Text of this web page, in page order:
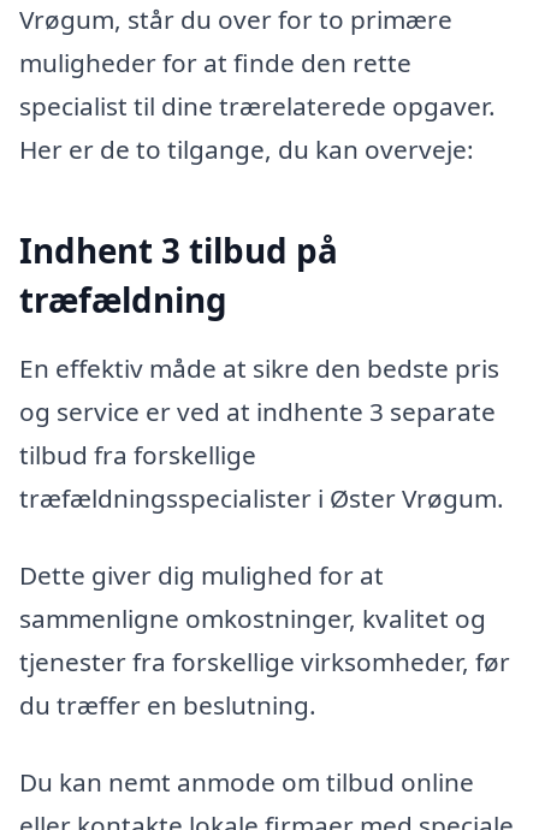
Vrøgum, står du over for to primære
muligheder for at finde den rette
specialist til dine trærelaterede opgaver.
Her er de to tilgange, du kan overveje:
Indhent 3 tilbud på
træfældning
En effektiv måde at sikre den bedste pris
og service er ved at indhente 3 separate
tilbud fra forskellige
træfældningsspecialister i Øster Vrøgum.
Dette giver dig mulighed for at
sammenligne omkostninger, kvalitet og
tjenester fra forskellige virksomheder, før
du træffer en beslutning.
Du kan nemt anmode om tilbud online